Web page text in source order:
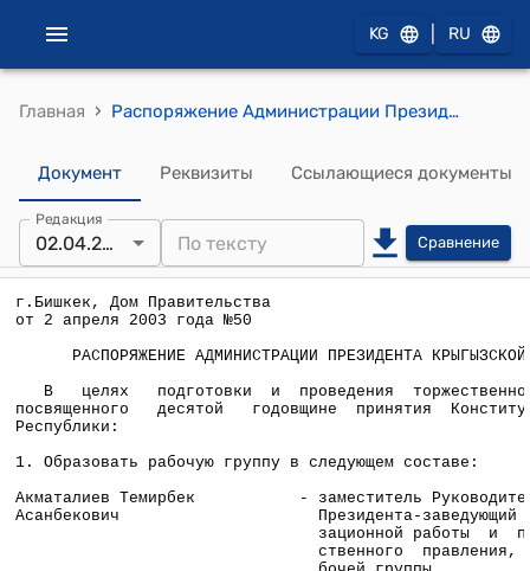
KG RU
Главная › Распоряжение Администрации Президента КР от 2 апреля 2003 года №50
Документ Реквизиты Ссылающиеся документы
Редакция
02.04.2003 Сравнение